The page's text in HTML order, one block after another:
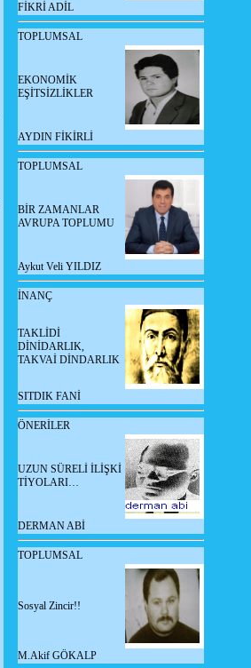
FİKRİ ADİL
TOPLUMSAL
EKONOMİK
EŞİTSİZLİKLER
AYDIN FİKİRLİ
TOPLUMSAL
BİR ZAMANLAR
AVRUPA TOPLUMU
Aykut Veli YILDIZ
İNANÇ
TAKLİDİ
DİNİDARLIK,
TAKVAİ DİNDARLIK
SITDIK FANİ
ÖNERİLER
UZUN SÜRELİ İLİŞKİ
TİYOLARI…
DERMAN ABİ
TOPLUMSAL
Sosyal Zincir!!
M.Akif GÖKALP